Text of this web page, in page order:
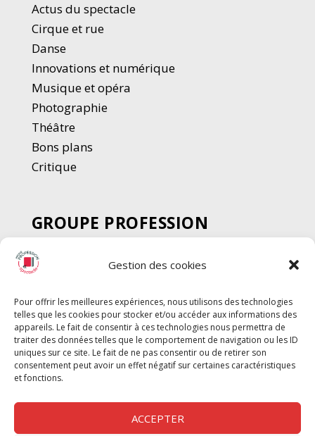
Gestion des cookies
Pour offrir les meilleures expériences, nous utilisons des technologies
telles que les cookies pour stocker et/ou accéder aux informations des
appareils. Le fait de consentir à ces technologies nous permettra de
traiter des données telles que le comportement de navigation ou les ID
uniques sur ce site. Le fait de ne pas consentir ou de retirer son
consentement peut avoir un effet négatif sur certaines caractéristiques
et fonctions.
ACCEPTER
Actus du spectacle
Cirque et rue
Danse
Innovations et numérique
Musique et opéra
Photographie
Théâtre
Bons plans
Critique
GROUPE PROFESSION
SPECTACLE
Chèque Intermittents
Chèque Compta
Chèque Emploi Spectacle
G-Pods
Profession Audio-visuel